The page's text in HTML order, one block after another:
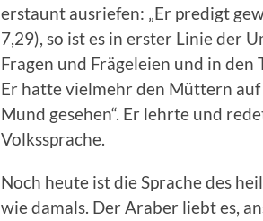
erstaunt ausriefen: „Er predigt
7,29), so ist es in erster Linie der
Fragen und Frägeleien und in
Er hatte vielmehr den Müttern
Mund gesehen“. Er lehrte und
Volkssprache.
Noch heute ist die Sprache des
wie damals. Der Araber liebt es,